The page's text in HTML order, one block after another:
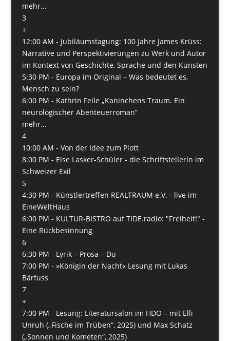
mehr...
3
+
12:00 AM - Jubiläumstagung: 100 Jahre James Krüss:
Narrative und Perspektivierungen zu Werk und Autor
im Kontext von Geschichte, Sprache und den Künsten
5:30 PM - Europa im Original – Was bedeutet es,
Mensch zu sein?
6:00 PM - Kathrin Feile „Kaninchens Traum. Ein
neurologischer Abenteuerroman“
mehr...
4
10:00 AM - Von der Idee zum Plott
8:00 PM - Else Lasker-Schüler - die Schriftstellerin im
Schweizer Exil
5
4:30 PM - Künstlertreffen REALTRAUM e.V. - live im
EineWeltHaus
6:00 PM - KULTUR-BISTRO auf TIDE.radio: "Freiheit!" -
Eine Rückbesinnung
6
6:30 PM - Lyrik – Prosa – Du
7:00 PM - »Königin der Nacht« Lesung mit Lukas
Bärfuss
7
+
7:00 PM - Lesung: Literatursalon im HDO – mit Elli
Unruh („Fische im Trüben“, 2025) und Max Schatz
(„Sonnen und Kometen“, 2025)